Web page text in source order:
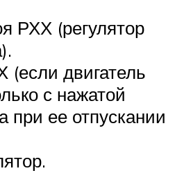
РХХ (регулятор
(если двигатель
с нажатой
при ее отпускании